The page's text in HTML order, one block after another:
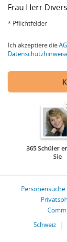
Frau Herr Divers
* Pflichtfelder
Ich akzeptiere die
365 Schüler
Sie
Personensuche
Schweiz